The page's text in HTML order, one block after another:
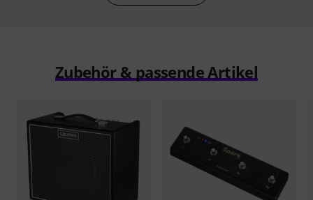
Zubehör & passende Artikel